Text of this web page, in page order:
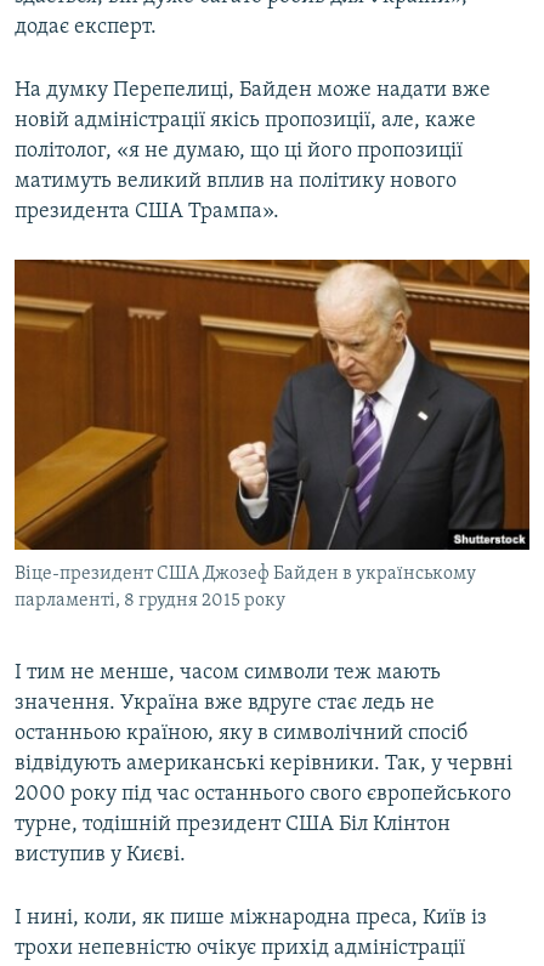
додає експерт.
На думку Перепелиці, Байден може надати вже
новій адміністрації якісь пропозиції, але, каже
політолог, «я не думаю, що ці його пропозиції
матимуть великий вплив на політику нового
президента США Трампа».
Віце-президент США Джозеф Байден в українському
парламенті, 8 грудня 2015 року
І тим не менше, часом символи теж мають
значення. Україна вже вдруге стає ледь не
останньою країною, яку в символічний спосіб
відвідують американські керівники. Так, у червні
2000 року під час останнього свого європейського
турне, тодішній президент США Біл Клінтон
виступив у Києві.
І нині, коли, як пише міжнародна преса, Київ із
трохи непевністю очікує прихід адміністрації